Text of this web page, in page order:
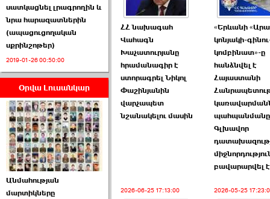
2026-07-02 00:39:00
ՈՒՂԻՂ․ ԱԺ-ն
Կառավարության ›››
2026-07-01 00:52:00
սատկացնել լրագրողին և
նրա հարազատներին
(ապացուցողական
սքրինշոթեր)
2019-01-26 00:50:00
Օրվա Լուսանկար
Անմահության
մարտիկները
ՀՀ նախագահ
Վահագն
Խաչատուրյանը
հրամանագիր է
ստորագրել Նիկոլ
Փաշինյանին
վարչապետ
նշանակելու մասին
«Երևանի
կոնյակի-
կոմբինատ»-ը
հանձնվել է
Հայաստանի
Գլխավոր
բավարարվել է
2026-06-25 17:13:00 2026-05-25